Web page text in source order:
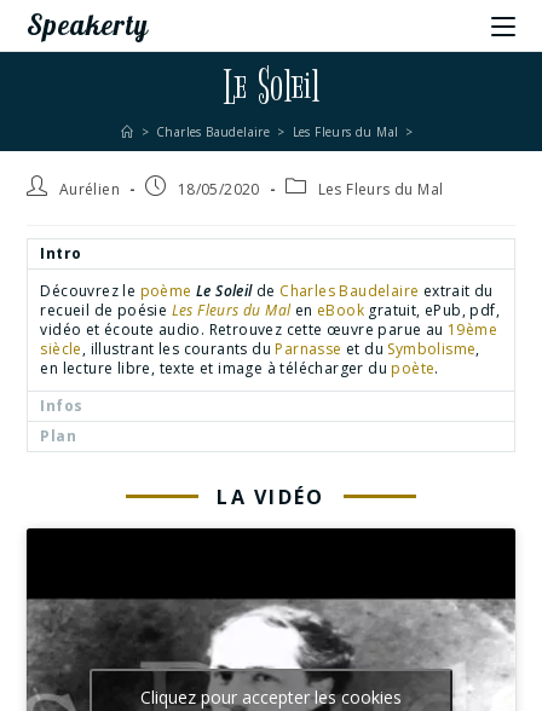
Speakerty
Le Soleil
> Charles Baudelaire > Les Fleurs du Mal >
Aurélien 18/05/2020 Les Fleurs du Mal
Intro
Découvrez le poème Le Soleilde Charles Baudelaire extrait du
recueil de poésie Les Fleurs du Malen eBook gratuit, ePub, pdf,
vidéo et écoute audio. Retrouvez cette œuvre parue au 19ème
siècle, illustrant les courants duParnasse et du Symbolisme,
en lecture libre, texte et image à télécharger dupoète.
Infos
Plan
LA VIDÉO
Cliquez pour accepter les cookies